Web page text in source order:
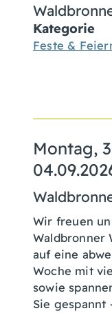
Kategorie
Feste &
Montag,
Wir freuen
Waldbronner
auf eine
Woche mit
sowie
Sie